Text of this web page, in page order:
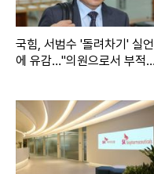
국힘, 서범수 '돌려차기' 실언
에 유감…"의원으로서 부적